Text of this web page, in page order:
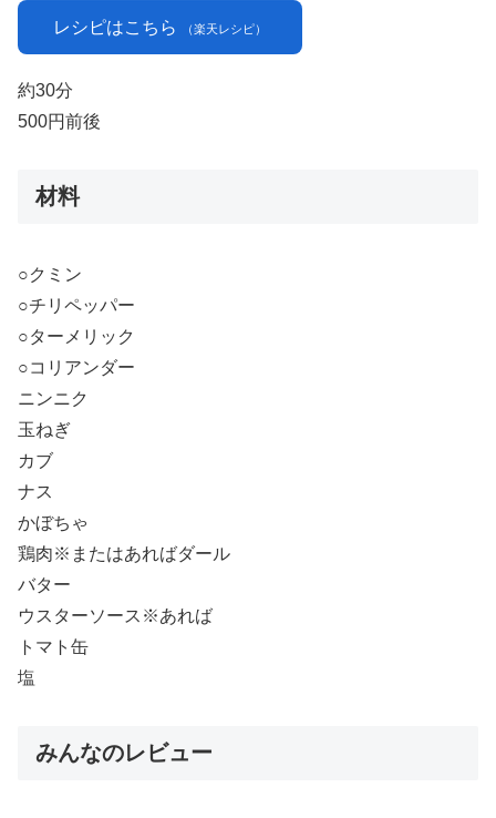
レシピはこちら （楽天レシピ）
約30分
500円前後
材料
○クミン
○チリペッパー
○ターメリック
○コリアンダー
ニンニク
玉ねぎ
カブ
ナス
かぼちゃ
鶏肉※またはあればダール
バター
ウスターソース※あれば
トマト缶
塩
みんなのレビュー